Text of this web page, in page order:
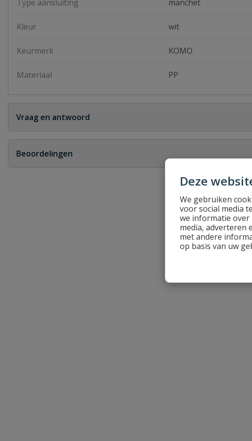
Deze
We gebruiken
voor social media
we informatie over
media, adverteren
met andere
op basis van uw
Type aansluiting manchet
Kleur wit
Keurmerk KOMO
Materiaal PP
Vraag en antwoord
Geen vragen
Heb je zelf ook een vraag over dit product?
Beoordelingen